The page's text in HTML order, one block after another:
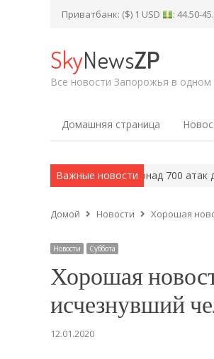
Приватбанк: ($) 1 USD : 44.50-
SkyNewsZP
Все новости Запорожья в одном
Домашняя страница
Важные новости
бібліотеках? Понад 700 атак
Домой Новости Хорошая
Новости Суббота
Хорошая
исчезнувший
12.01.2020